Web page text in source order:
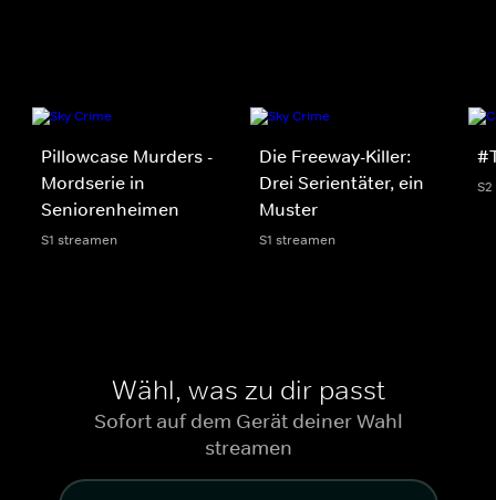
Pillowcase Murders -
Mordserie in
Seniorenheimen
S1 streamen
Die Freeway-Killer:
Drei Serientäter, ein
Muster
S1 streamen
Wähl, was zu dir passt
Sofort auf dem Gerät deiner Wahl
streamen